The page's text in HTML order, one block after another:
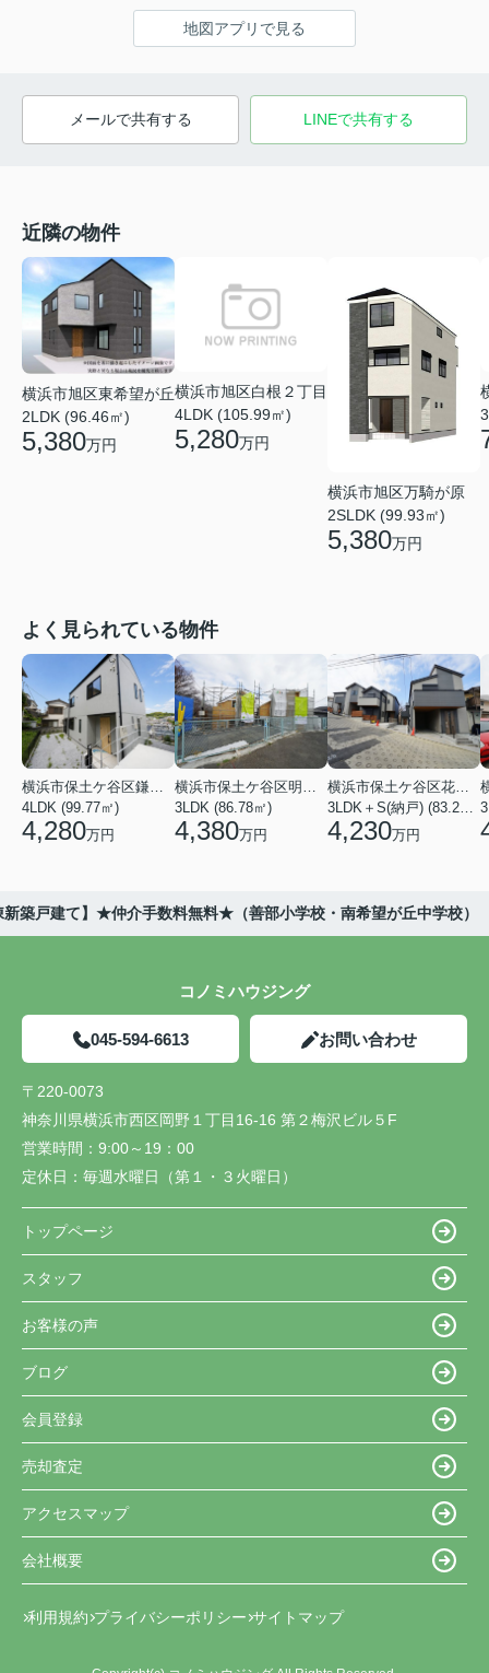
地図アプリで見る
メールで共有する LINEで共有する
近隣の物件
横浜市旭区東希望が丘
2LDK (96.46㎡)
5,380万円
横浜市旭区白根２丁目
4LDK (105.99㎡)
5,280万円
横浜市旭区万騎が原
2SLDK (99.93㎡)
5,380万円
よく見られている物件
横浜市保土ケ谷区鎌谷町
4LDK (99.77㎡)
4,280万円
横浜市保土ケ谷区明神台
3LDK (86.78㎡)
4,380万円
横浜市保土ケ谷区花見台
3LDK＋S(納戸) (83.21㎡)
4,230万円
築戸建て】★仲介手数料無料★（善部小学校・南希望が丘中学校）
コノミハウジング
045-594-6613 お問い合わせ
〒220-0073
神奈川県横浜市西区岡野１丁目16-16 第２梅沢ビル５F
営業時間： 9:00～19：00
定休日： 毎週水曜日（第１・３火曜日）
トップページ
スタッフ
お客様の声
ブログ
会員登録
売却査定
アクセスマップ
会社概要
利用規約 プライバシーポリシー サイトマップ